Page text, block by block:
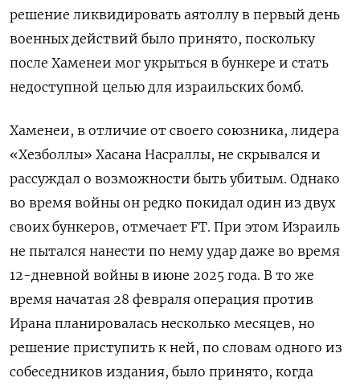
решение ликвидировать аятоллу в первый день
военных действий было принято, поскольку
после Хаменеи мог укрыться в бункере и стать
недоступной целью для израильских бомб.
Хаменеи, в отличие от своего союзника, лидера
«Хезболлы» Хасана Насраллы, не скрывался и
рассуждал о возможности быть убитым. Однако
во время войны он редко покидал один из двух
своих бункеров, отмечает FT. При этом Израиль
не пытался нанести по нему удар даже во время
12-дневной войны в июне 2025 года. В то же
время начатая 28 февраля операция против
Ирана планировалась несколько месяцев, но
решение приступить к ней, по словам одного из
собеседников издания, было принято, когда